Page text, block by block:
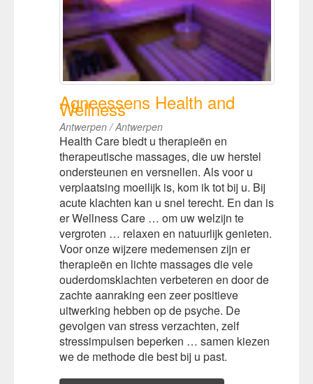
Agneessens Health and
Wellness
Antwerpen / Antwerpen
Health Care biedt u therapieën en
therapeutische massages, die uw herstel
ondersteunen en versnellen. Als voor u
verplaatsing moeilijk is, kom ik tot bij u. Bij
acute klachten kan u snel terecht. En dan is
er Wellness Care … om uw welzijn te
vergroten … relaxen en natuurlijk genieten.
Voor onze wijzere medemensen zijn er
therapieën en lichte massages die vele
ouderdomsklachten verbeteren en door de
zachte aanraking een zeer positieve
uitwerking hebben op de psyche. De
gevolgen van stress verzachten, zelf
stressimpulsen beperken … samen kiezen
we de methode die best bij u past.